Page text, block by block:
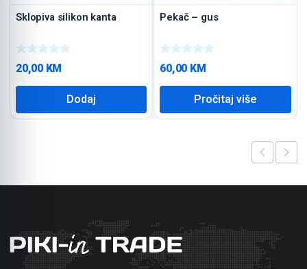
Sklopiva silikon kanta
20,00 KM
Dodaj
Pekač – gus
60,00 KM
Pročitaj više